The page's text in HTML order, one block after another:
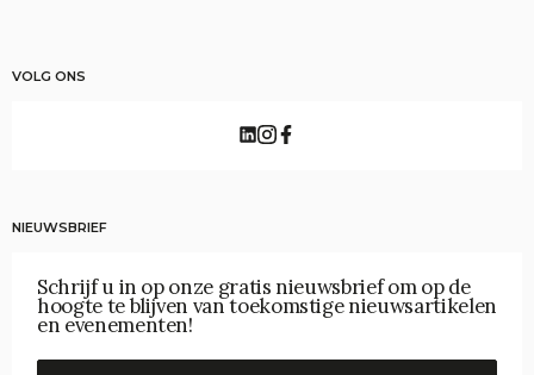
VOLG ONS
NIEUWSBRIEF
Schrijf u in op onze gratis nieuwsbrief om op de
hoogte te blijven van toekomstige nieuwsartikelen
en evenementen!